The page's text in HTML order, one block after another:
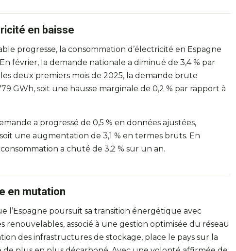
en baisse
progresse, la consommation d’électricité en Espagne
février, la demande nationale a diminué de 3,4 % par
deux premiers mois de 2025, la demande brute
GWh, soit une hausse marginale de 0,2 % par rapport à
a progressé de 0,5 % en données ajustées,
une augmentation de 3,1 % en termes bruts. En
a chuté de 3,2 % sur un an.
en mutation
l’Espagne poursuit sa transition énergétique avec
renouvelables, associé à une gestion optimisée du réseau
des infrastructures de stockage, place le pays sur la